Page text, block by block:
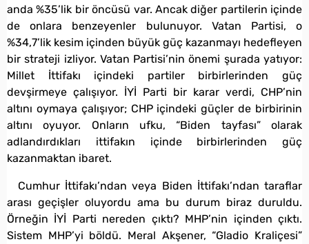
anda %35’lik bir öncüsü var. Ancak diğer partilerin içinde
de onlara benzeyenler bulunuyor. Vatan Partisi, o
%34,7’lik kesim içinden büyük güç kazanmayı hedefleyen
bir strateji izliyor. Vatan Partisi’nin önemi şurada yatıyor:
Millet İttifakı içindeki partiler birbirlerinden güç
devşirmeye çalışıyor. İYİ Parti bir karar verdi, CHP’nin
altını oymaya çalışıyor; CHP içindeki güçler de birbirinin
altını oyuyor. Onların ufku, “Biden tayfası” olarak
adlandırdıkları ittifakın içinde birbirlerinden güç
kazanmaktan ibaret.
Cumhur İttifakı’ndan veya Biden İttifakı’ndan taraflar
arası geçişler oluyordu ama bu durum biraz duruldu.
Örneğin İYİ Parti nereden çıktı? MHP’nin içinden çıktı.
Sistem MHP’yi böldü. Meral Akşener, “Gladio Kraliçesi”